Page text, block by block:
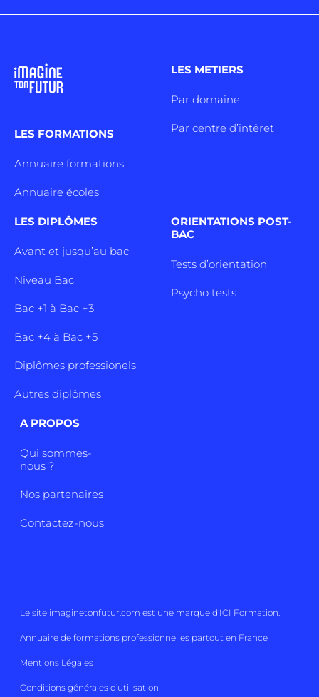
LES FORMATIONS
Annuaire formations
Annuaire écoles
LES METIERS
Par domaine
Par centre d’intêret
LES DIPLÔMES
Avant et jusqu’au bac
Niveau Bac
Bac +1 à Bac +3
Bac +4 à Bac +5
Diplômes professionels
Autres diplômes
ORIENTATIONS POST-
BAC
Tests d’orientation
Psycho tests
A PROPOS
Qui sommes-
nous ?
Nos partenaires
Contactez-nous
Le site imaginetonfutur.com est une marque d'ICI Formation.
Annuaire de formations professionnelles partout en France
Mentions Légales
Conditions générales d’utilisation